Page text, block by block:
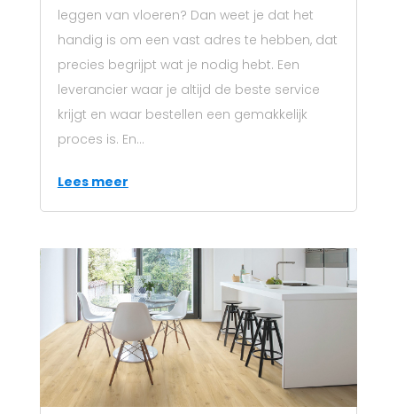
leggen van vloeren? Dan weet je dat het
handig is om een vast adres te hebben, dat
precies begrijpt wat je nodig hebt. Een
leverancier waar je altijd de beste service
krijgt en waar bestellen een gemakkelijk
proces is. En...
Lees meer